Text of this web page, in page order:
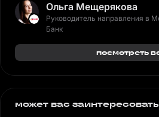
Ольга Мещерякова
Руководитель направления в
Банк
посмотреть
может вас заинтересовать